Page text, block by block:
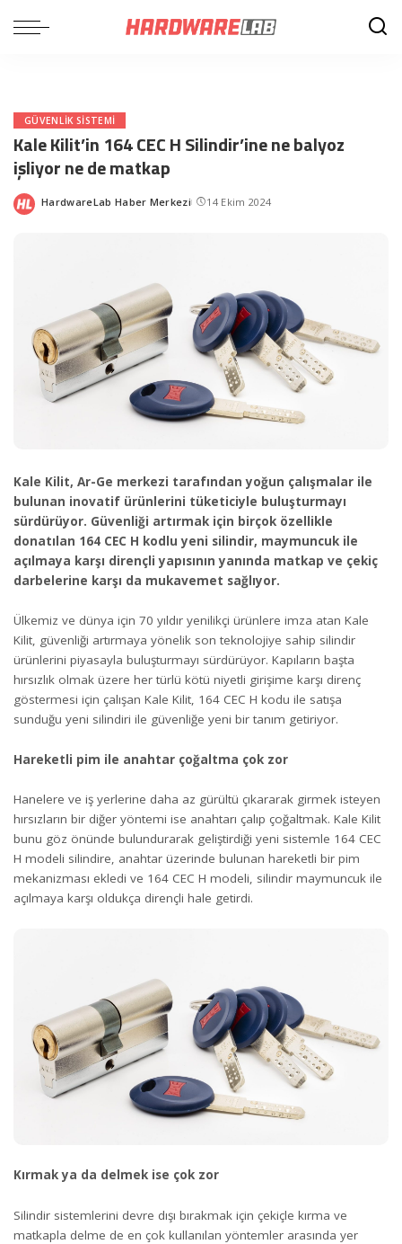
GÜVENLIK SISTEMI
Kale Kilit’in 164 CEC H Silindir’ine ne balyoz
işliyor ne de matkap
Posted
HardwareLab Haber Merkezi 14 Ekim 2024
Kale Kilit, Ar-Ge merkezi tarafından yoğun çalışmalar ile
bulunan inovatif ürünlerini tüketiciyle buluşturmayı
sürdürüyor. Güvenliği artırmak için birçok özellikle
donatılan 164 CEC H kodlu yeni silindir, maymuncuk ile
açılmaya karşı dirençli yapısının yanında matkap ve çekiç
darbelerine karşı da mukavemet sağlıyor.
Ülkemiz ve dünya için 70 yıldır yenilikçi ürünlere imza atan Kale
Kilit, güvenliği artırmaya yönelik son teknolojiye sahip silindir
ürünlerini piyasayla buluşturmayı sürdürüyor. Kapıların başta
hırsızlık olmak üzere her türlü kötü niyetli girişime karşı direnç
göstermesi için çalışan Kale Kilit, 164 CEC H kodu ile satışa
sunduğu yeni silindiri ile güvenliğe yeni bir tanım getiriyor.
Hareketli pim ile anahtar çoğaltma çok zor
Hanelere ve iş yerlerine daha az gürültü çıkararak girmek isteyen
hırsızların bir diğer yöntemi ise anahtarı çalıp çoğaltmak. Kale Kilit
bunu göz önünde bulundurarak geliştirdiği yeni sistemle 164 CEC
H modeli silindire, anahtar üzerinde bulunan hareketli bir pim
mekanizması ekledi ve 164 CEC H modeli, silindir maymuncuk ile
açılmaya karşı oldukça dirençli hale getirdi.
Kırmak ya da delmek ise çok zor
Silindir sistemlerini devre dışı bırakmak için çekiçle kırma ve
matkapla delme de en çok kullanılan yöntemler arasında yer